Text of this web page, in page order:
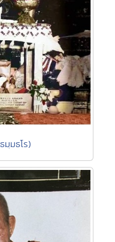
มธโร)